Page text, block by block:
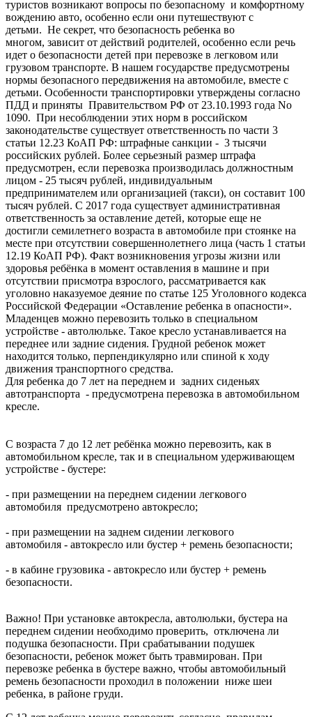
туристов возникают вопросы по безопасному и комфортному
вождению авто, особенно если они путешествуют с
детьми. Не секрет, что безопасность ребенка во
многом, зависит от действий родителей, особенно если речь
идет о безопасности детей при перевозке в легковом или
грузовом транспорте. В нашем государстве предусмотрены
нормы безопасного передвижения на автомобиле, вместе с
детьми. Особенности транспортировки утверждены согласно
ПДД и приняты Правительством РФ от 23.10.1993 года No
1090. При несоблюдении этих норм в российском
законодательстве существует ответственность по части 3
статьи 12.23 КоАП РФ: штрафные санкции - 3 тысячи
российских рублей. Более серьезный размер штрафа
предусмотрен, если перевозка производилась должностным
лицом - 25 тысяч рублей, индивидуальным
предпринимателем или организацией (такси), он составит 100
тысяч рублей. С 2017 года существует административная
ответственность за оставление детей, которые еще не
достигли семилетнего возраста в автомобиле при стоянке на
месте при отсутствии совершеннолетнего лица (часть 1 статьи
12.19 КоАП РФ). Факт возникновения угрозы жизни или
здоровья ребёнка в момент оставления в машине и при
отсутствии присмотра взрослого, рассматривается как
уголовно наказуемое деяние по статье 125 Уголовного кодекса
Российской Федерации «Оставление ребенка в опасности».
Младенцев можно перевозить только в специальном
устройстве - автолюльке. Такое кресло устанавливается на
переднее или задние сидения. Грудной ребенок может
находится только, перпендикулярно или спиной к ходу
движения транспортного средства.
Для ребенка до 7 лет на переднем и задних сиденьях
автотранспорта - предусмотрена перевозка в автомобильном
кресле.
С возраста 7 до 12 лет ребёнка можно перевозить, как в
автомобильном кресле, так и в специальном удерживающем
устройстве - бустере:
- при размещении на переднем сидении легкового
автомобиля предусмотрено автокресло;
- при размещении на заднем сидении легкового
автомобиля - автокресло или бустер + ремень безопасности;
- в кабине грузовика - автокресло или бустер + ремень
безопасности.
Важно! При установке автокресла, автолюльки, бустера на
переднем сидении необходимо проверить, отключена ли
подушка безопасности. При срабатывании подушек
безопасности, ребенок может быть травмирован. При
перевозке ребенка в бустере важно, чтобы автомобильный
ремень безопасности проходил в положении ниже шеи
ребенка, в районе груди.